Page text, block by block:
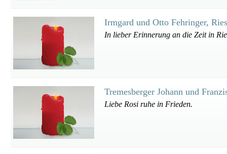
Irmgard und Otto Fehringer,
In lieber Erinnerung an die Zeit in
Tremesberger Johann und
Liebe Rosi ruhe in Frieden.